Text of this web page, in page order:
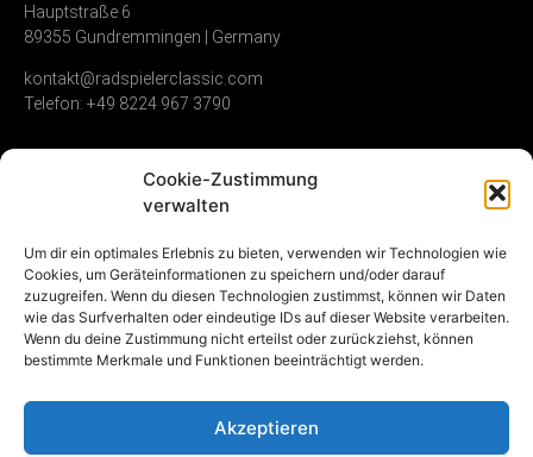
Cookie-Zustimmung
verwalten
Um dir ein optimales Erlebnis zu bieten, verwenden wir Technologien wie
Cookies, um Geräteinformationen zu speichern und/oder darauf
zuzugreifen. Wenn du diesen Technologien zustimmst, können wir Daten
wie das Surfverhalten oder eindeutige IDs auf dieser Website verarbeiten.
Wenn du deine Zustimmung nicht erteilst oder zurückziehst, können
bestimmte Merkmale und Funktionen beeinträchtigt werden.
Akzeptieren
Hauptstraße 6
89355 Gundremmingen | Germany
kontakt@radspielerclassic.com
Telefon: +49 8224 967 3790
Zündverteiler
Service & Reparatur
Vollumfängliche
Instandsetzung
Gebrauchte
Zündverteiler
Shop
Allgemeine
Geschäftsbedingungen
Widerrufsrecht
Datenschutz
Impressum
Vertrag
widerrufen
Kontakt
Umwelt &
Nachhaltigkeit
Karriere